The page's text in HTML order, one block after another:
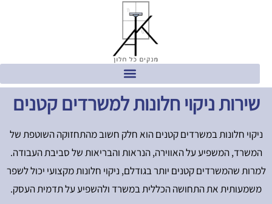
שירות ניקוי חלונות למשרדים קטנים
ניקוי חלונות במשרדים קטנים הוא חלק חשוב מהתחזוקה השוטפת של
המשרד, המשפיע על האווירה, הנראות והבריאות של סביבת העבודה.
למרות שהמשרדים קטנים יותר בגודלם, ניקוי חלונות מקצועי יכול לשפר
משמעותית את התחושה הכללית במשרד ולהשפיע על תדמית העסק.